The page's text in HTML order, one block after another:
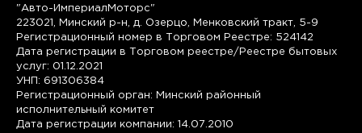
"Авто-ИмпериалМоторс"
223021, Минский р-н, д. Озерцо, Менковский тракт, 5-9
Регистрационный номер в Торговом Реестре: 524142
Дата регистрации в Торговом реестре/Реестре бытовых
услуг: 01.12.2021
УНП: 691306384
Регистрационный орган: Минский районный
исполнительный комитет
Дата регистрации компании: 14.07.2010